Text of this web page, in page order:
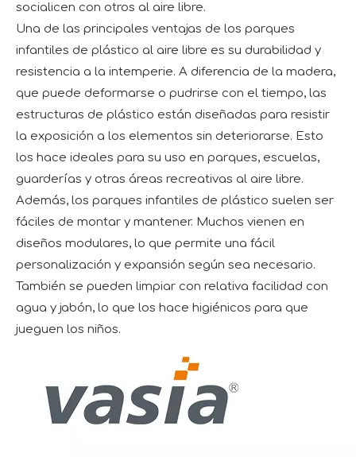
socialicen con otros al aire libre.
Una de las principales ventajas de los parques
infantiles de plástico al aire libre es su durabilidad y
resistencia a la intemperie. A diferencia de la madera,
que puede deformarse o pudrirse con el tiempo, las
estructuras de plástico están diseñadas para resistir
la exposición a los elementos sin deteriorarse. Esto
los hace ideales para su uso en parques, escuelas,
guarderías y otras áreas recreativas al aire libre.
Además, los parques infantiles de plástico suelen ser
fáciles de montar y mantener. Muchos vienen en
diseños modulares, lo que permite una fácil
personalización y expansión según sea necesario.
También se pueden limpiar con relativa facilidad con
agua y jabón, lo que los hace higiénicos para que
jueguen los niños.